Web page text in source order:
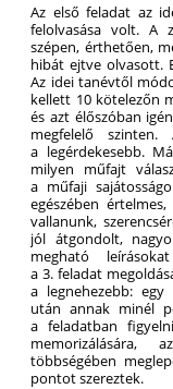
Az első feladat az
felolvasása volt. A
szépen, érthetően,
hibát ejtve olvasott.
Az idei tanévtől
kellett 10 kötelezőn
és azt élőszóban
megfelelő
a legérdekesebb.
milyen műfajt
a műfaji
egészében
vallanunk,
jól átgondolt,
megható
a 3. feladat
a legnehezebb: egy
után annak minél
a feladatban
memorizálására,
többségében
pontot szereztek.